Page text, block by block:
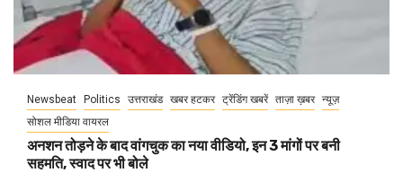
Newsbeat Politics उत्तराखंड खबर हटकर ट्रेंडिंग खबरें ताज़ा ख़बर न्यूज़
सोशल मीडिया वायरल
अनशन तोड़ने के बाद वांगचुक का नया वीडियो, इन 3 मांगों पर बनी
सहमति, स्वाद पर भी बोले